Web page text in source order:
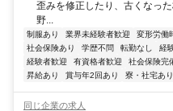
歪みを修正したり、古くなっ
野...
制服あり 業界未経験者歓迎 変形労働
社会保険あり
学歴不問 転勤なし 経
経験者歓迎
有資格者歓迎 社会保険完
昇給あり
賞与年2回あり 寮・社宅あり
同じ企業の求人